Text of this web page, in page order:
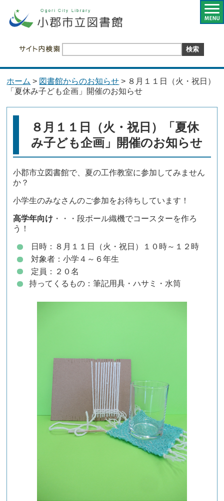
ホーム > 図書館からのお知らせ > ８月１１日（火・祝日）
「夏休み子ども企画」開催のお知らせ
８月１１日（火・祝日）「夏休
み子ども企画」開催のお知らせ
小郡市立図書館で、夏の工作教室に参加してみません
か？
小学生のみなさんのご参加をお待ちしています！
高学年向け ・・・段ボール織機でコースターを作ろ
う！
日時：８月１１日（火・祝日）１０時～１２時
対象者：小学４～６年生
定員：２０名
持ってくるもの：筆記用具・ハサミ・水筒